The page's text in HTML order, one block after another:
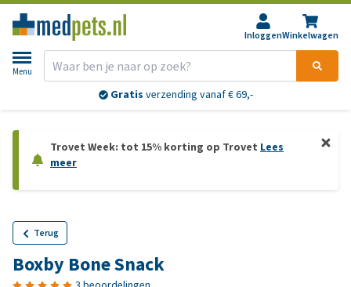
InloggenWinkelwagen
Menu
Gratis verzending vanaf € 69,-
Trovet Week: tot 15% korting op Trovet Lees
meer
Terug
Boxby Bone Snack